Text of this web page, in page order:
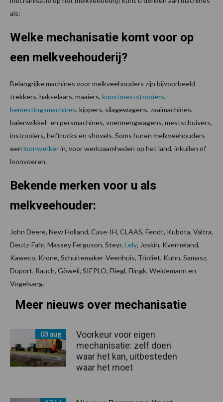
als:
Welke mechanisatie komt voor op
een melkveehouderij?
Belangrijke machines voor melkveehouders zijn bijvoorbeeld
trekkers, hakselaars, maaiers, kunstmeststrooiers,
bemestingsmachines, kippers, silagewagens, zaaimachines,
balenwikkel- en persmachines, voermengwagens, mestschuivers,
instrooiers, heftrucks en shovels. Soms huren melkveehouders
een loonwerkerin, voor werkzaamheden op het land, inkuilen of
loonvoeren.
Bekende merken voor u als
melkveehouder:
John Deere, New Holland, Case-IH, CLAAS, Fendt, Kubota, Valtra,
Deutz-Fahr, Massey Ferguson, Steyr, Lely, Joskin, Kverneland,
Kaweco, Krone, Schuitemaker-Veenhuis, Trioliet, Kuhn, Samasz,
Duport, Rauch, Göweil, SIEPLO, Fliegl, Flingk, Weidemann en
Vogelsang.
Meer nieuws over mechanisatie
03 aug
Voorkeur voor eigen
mechanisatie: zelf doen
waar het kan, uitbesteden
waar het moet